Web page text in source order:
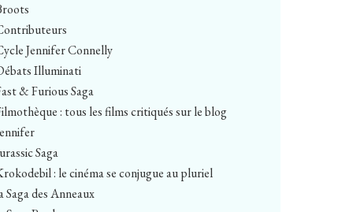
Jennifer Connelly
Illuminati
& Furious Saga
: tous les films critiqués sur le blog
Saga
: le cinéma se conjugue au pluriel
Saga des Anneaux